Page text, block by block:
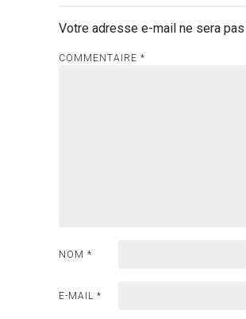
Votre adresse e-mail ne sera
COMMENTAIRE *
NOM *
E-MAIL *